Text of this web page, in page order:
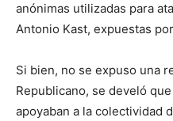
anónimas utilizadas para
Antonio Kast, expuestas
Si bien, no se expuso una
Republicano, se develó
apoyaban a la colectividad